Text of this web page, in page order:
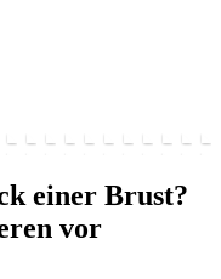
einer Brust?
vor